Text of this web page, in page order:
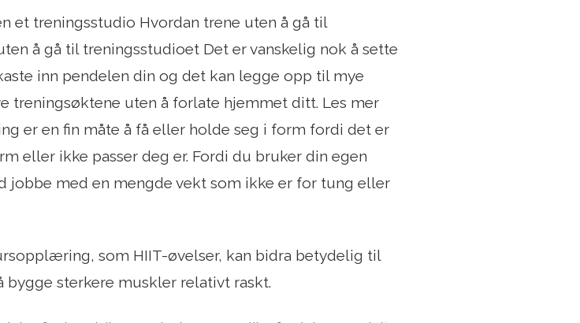
et treningsstudio Hvordan trene uten å gå til
å gå til treningsstudioet Det er vanskelig nok å sette
inn pendelen din og det kan legge opp til mye
treningsøktene uten å forlate hjemmet ditt. Les mer
er en fin måte å få eller holde seg i form fordi det er
eller ikke passer deg er. Fordi du bruker din egen
jobbe med en mengde vekt som ikke er for tung eller
som HIIT-øvelser, kan bidra betydelig til
sterkere muskler relativt raskt.